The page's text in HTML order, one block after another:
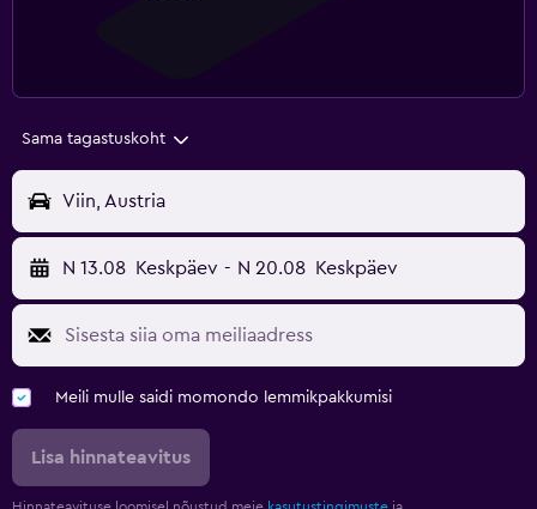
Sama tagastuskoht
Viin, Austria
N 13.08 Keskpäev - N 20.08 Keskpäev
Meili mulle saidi momondo lemmikpakkumisi
Lisa hinnateavitus